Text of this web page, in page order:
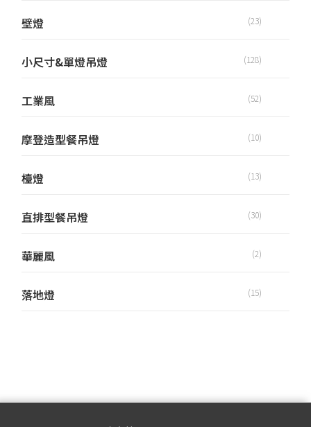
壁燈 (23)
小尺寸&單燈吊燈 (128)
工業風 (52)
摩登造型餐吊燈 (10)
檯燈 (13)
直排型餐吊燈 (30)
華麗風 (2)
落地燈 (15)